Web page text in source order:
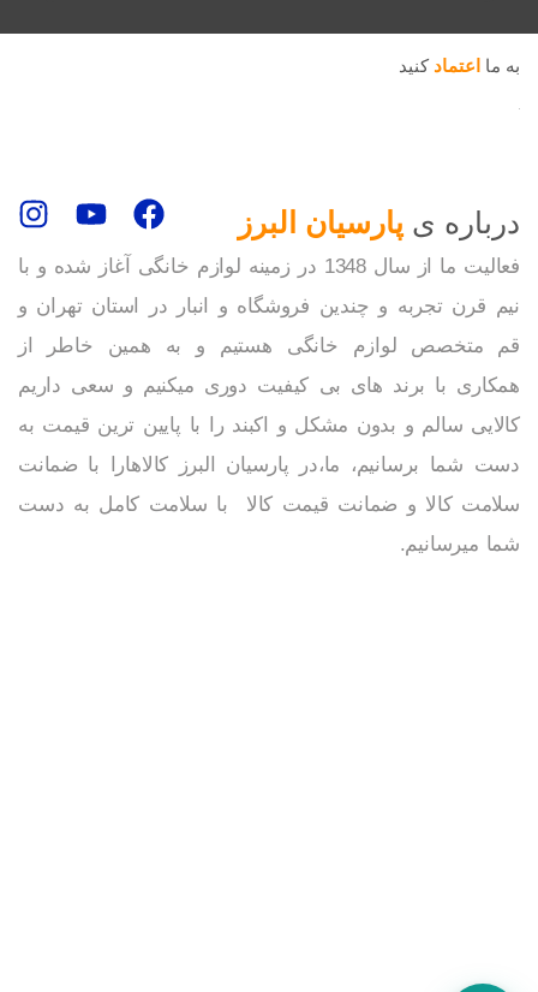
درباره ی پارسیان البرز
فعالیت ما از سال 1348 در زمینه لوازم خانگی آغاز شده و با
نیم قرن تجربه و چندین فروشگاه و انبار در استان تهران و
قم متخصص لوازم خانگی هستیم و به همین خاطر از
همکاری با برند های بی کیفیت دوری میکنیم و سعی داریم
کالایی سالم و بدون مشکل و اکبند را با پایین ترین قیمت به
دست شما برسانیم، ما،در پارسیان البرز کالاهارا با ضمانت
سلامت کالا و ضمانت قیمت کالا با سلامت کامل به دست
شما میرسانیم.
به ما اعتماد کنید